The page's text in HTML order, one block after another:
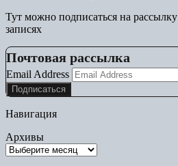
Тут можно подписаться на
записях
Почтовая рассылка
Email Address
Навигация
Архивы